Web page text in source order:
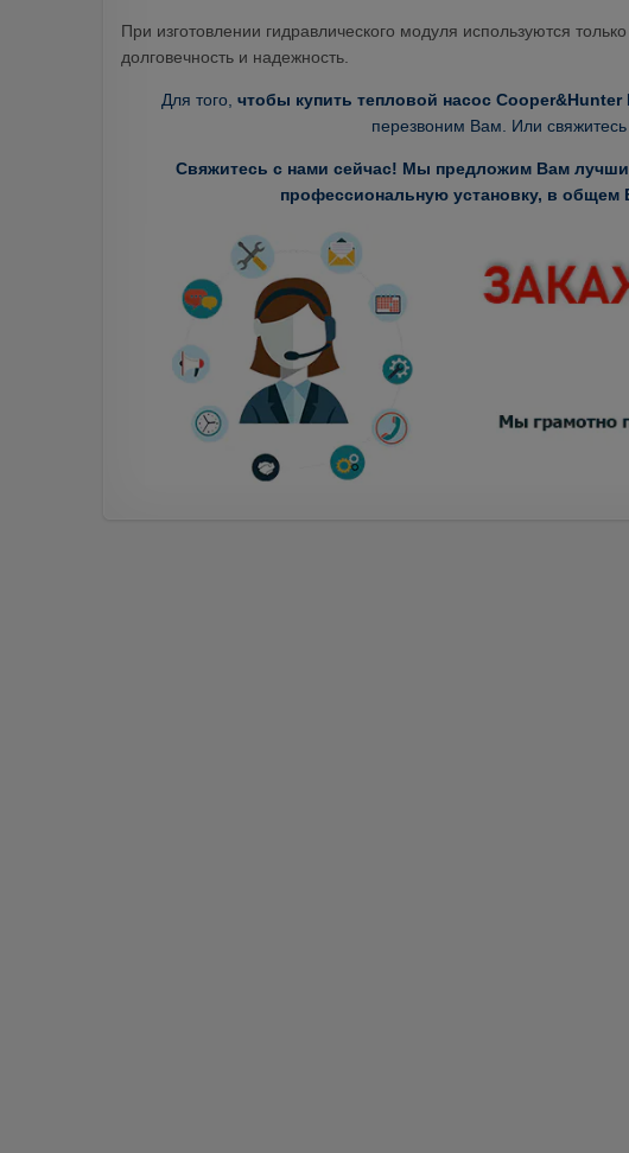
При изготовлении гидравлического модуля используются только
долговечность и надежность.
Для того, чтобы купить тепловой насос Cooper&Hunter
перезвоним Вам. Или
Свяжитесь с нами сейчас! Мы предложим Вам
профессиональную установку, в общем